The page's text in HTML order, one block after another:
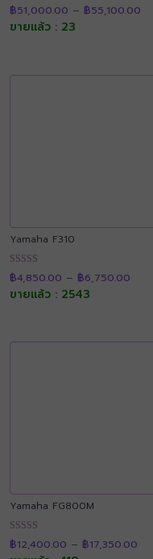
ให้คะแนน
4.88
ตั้งแต่ 1-5
฿51,000.00 – ฿55,100.00
ขายแล้ว : 23
Yamaha F310
ให้คะแนน
4.90
ตั้งแต่ 1-5
฿4,850.00 – ฿6,750.00
฿
ขายแล้ว : 2543
Yamaha FG800M
ให้คะแนน
4.90
฿12,400.00 – ฿17,350.00